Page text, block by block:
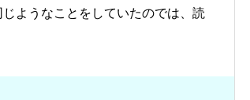
ようなことをしていたのでは、読